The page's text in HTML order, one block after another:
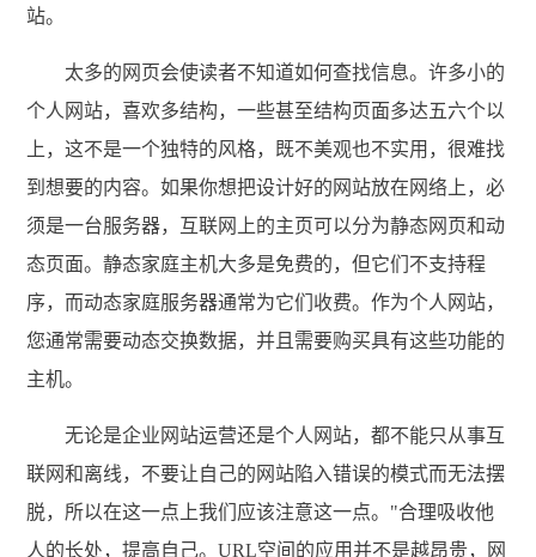
站。
太多的网页会使读者不知道如何查找信息。许多小的
个人网站，喜欢多结构，一些甚至结构页面多达五六个以
上，这不是一个独特的风格，既不美观也不实用，很难找
到想要的内容。如果你想把设计好的网站放在网络上，必
须是一台服务器，互联网上的主页可以分为静态网页和动
态页面。静态家庭主机大多是免费的，但它们不支持程
序，而动态家庭服务器通常为它们收费。作为个人网站，
您通常需要动态交换数据，并且需要购买具有这些功能的
主机。
无论是企业网站运营还是个人网站，都不能只从事互
联网和离线，不要让自己的网站陷入错误的模式而无法摆
脱，所以在这一点上我们应该注意这一点。"合理吸收他
人的长处，提高自己。URL空间的应用并不是越昂贵，网